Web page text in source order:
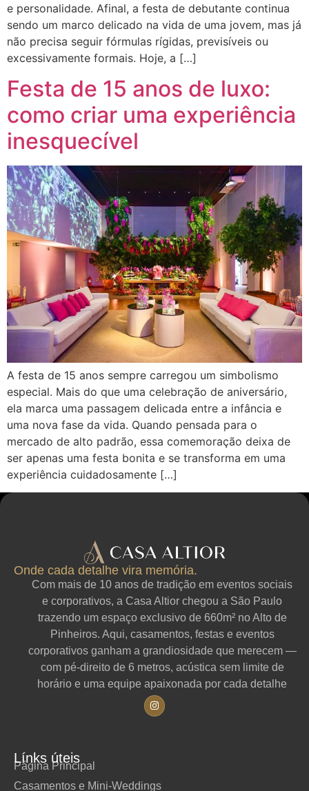
e personalidade. Afinal, a festa de debutante continua
sendo um marco delicado na vida de uma jovem, mas já
não precisa seguir fórmulas rígidas, previsíveis ou
excessivamente formais. Hoje, a […]
Festa de 15 anos de luxo:
como criar uma experiência
inesquecível
A festa de 15 anos sempre carregou um simbolismo
especial. Mais do que uma celebração de aniversário,
ela marca uma passagem delicada entre a infância e
uma nova fase da vida. Quando pensada para o
mercado de alto padrão, essa comemoração deixa de
ser apenas uma festa bonita e se transforma em uma
experiência cuidadosamente […]
Onde cada detalhe vira memória.
Com mais de 10 anos de tradição em eventos sociais
e corporativos, a Casa Altior chegou a São Paulo
trazendo um espaço exclusivo de 660m² no Alto de
Pinheiros. Aqui, casamentos, festas e eventos
corporativos ganham a grandiosidade que merecem —
com pé-direito de 6 metros, acústica sem limite de
horário e uma equipe apaixonada por cada detalhe
Línks úteis
Página Principal
Casamentos e Mini-Weddings